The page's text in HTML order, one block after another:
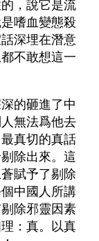
，說它是流
嗜血變態殺
深埋在潛意
不敢想這一
的砸進了中
無法爲他去
真切的真話
除出來。這
賦予了剔除
中國人所講
除邪靈因素
：真。以真